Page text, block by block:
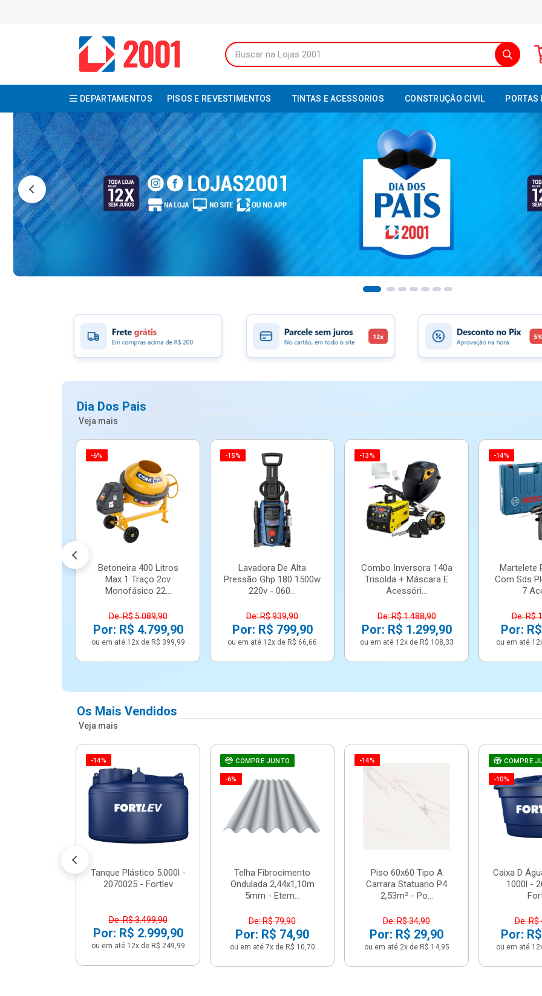
DEPARTAMENTOS PISOS E REVESTIMENTOS TINTAS E ACESSORIOS CONSTRUÇÃO CIVIL PORTAS
Dia Dos Pais
Veja mais
-6%
Betoneira 400 Litros
Max 1 Traço 2cv
Monofásico 22...
De: R$ 5.089,90
Por: R$ 4.799,90
ou em até 12x de R$ 399,99
-15%
Lavadora De Alta
Pressão Ghp 180 1500w
220v - 060...
De: R$ 939,90
Por: R$ 799,90
ou em até 12x de R$ 66,66
-13%
Combo Inversora 140a
Trisolda + Máscara E
Acessóri...
De: R$ 1.488,90
Por: R$ 1.299,90
ou em até 12x de R$ 108,33
-14%
Martelete
Com Sds
7
De: R$
Por:
ou em até
Os Mais Vendidos
Veja mais
-14%
Tanque Plástico 5.000l -
2070025 - Fortlev
De: R$ 3.499,90
Por: R$ 2.999,90
ou em até 12x de R$ 249,99
COMPRE JUNTO
-6%
Telha Fibrocimento
Ondulada 2,44x1,10m
5mm - Etern...
De: R$ 79,90
Por: R$ 74,90
ou em até 7x de R$ 10,70
-14%
Piso 60x60 Tipo A
Carrara Statuario P4
2,53m² - Po...
De: R$ 34,90
Por: R$ 29,90
ou em até 2x de R$ 14,95
COMPRE
-10%
Caixa D
1000l -
De: R$
Por:
ou em até